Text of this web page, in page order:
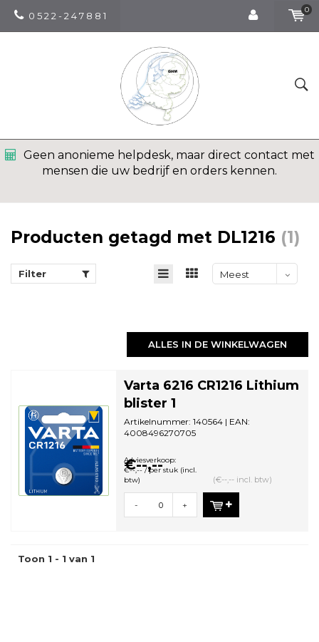
0 5 2 2 - 2 4 7 8 8 1
0
Geen anonieme helpdesk, maar direct contact met
mensen die uw bedrijf en orders kennen.
Producten getagd met DL1216 (1)
Filter
Meest
ALLES IN DE WINKELWAGEN
Varta 6216 CR1216 Lithium
blister 1
Artikelnummer: 140564 | EAN:
4008496270705
bestelhoeveelheid: 10
€--,--
Adviesverkoop:
€--,-- / per stuk (incl.
btw)
(€--,-- incl. btw)
- +
Toon 1 - 1 van 1